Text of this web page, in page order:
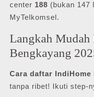
center 188 (bukan 147
MyTelkomsel.
Langkah
Bengkayang
Cara daftar IndiHome
tanpa ribet! Ikuti step-